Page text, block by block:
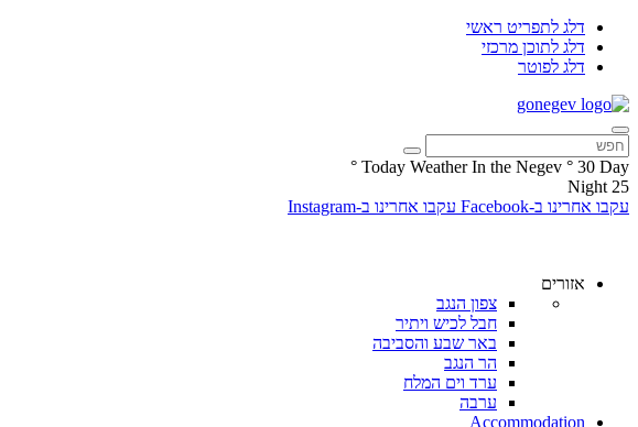
דלג לתפריט ראשי
דלג לתוכן מרכזי
דלג לפוטר
Today Weather In the Negev ° 30 Day
°
25
Night
עקבו אחרינו ב-Facebook
עקבו אחרינו ב-Instagram
אזורים
צפון הנגב
חבל לכיש ויתיר
באר שבע והסביבה
הר הנגב
ערד וים המלח
ערבה
Accommodation